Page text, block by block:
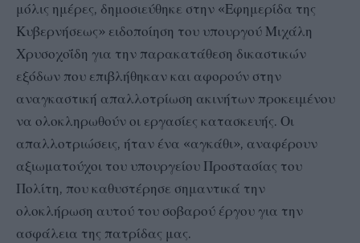
μόλις ημέρες, δημοσιεύθηκε στην «Εφημερίδα της
Κυβερνήσεως» ειδοποίηση του υπουργού Μιχάλη
Χρυσοχοΐδη για την παρακατάθεση δικαστικών
εξόδων που επιβλήθηκαν και αφορούν στην
αναγκαστική απαλλοτρίωση ακινήτων προκειμένου
να ολοκληρωθούν οι εργασίες κατασκευής. Οι
απαλλοτριώσεις, ήταν ένα «αγκάθι», αναφέρουν
αξιωματούχοι του υπουργείου Προστασίας του
Πολίτη, που καθυστέρησε σημαντικά την
ολοκλήρωση αυτού του σοβαρού έργου για την
ασφάλεια της πατρίδας μας.